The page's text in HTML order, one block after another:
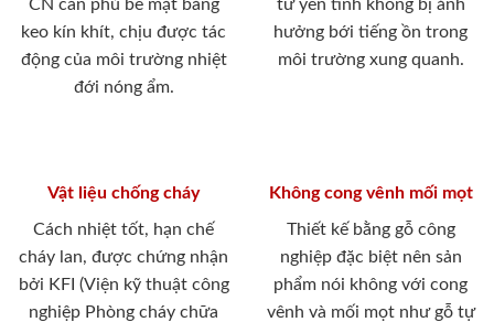
CN cán phủ bề mặt bằng
keo kín khít, chịu được tác
động của môi trường nhiệt
đới nóng ẩm.
tư yên tĩnh không bị ảnh
hưởng bới tiếng ồn trong
môi trường xung quanh.
Vật liệu chống cháy
Cách nhiệt tốt, hạn chế
cháy lan, được chứng nhận
bởi KFI (Viện kỹ thuật công
nghiệp Phòng cháy chữa
Không cong vênh mối mọt
Thiết kế bằng gỗ công
nghiệp đặc biệt nên sản
phẩm nói không với cong
vênh và mối mọt như gỗ tự